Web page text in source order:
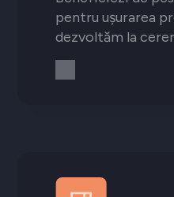
pentru ușurarea
dezvoltăm la